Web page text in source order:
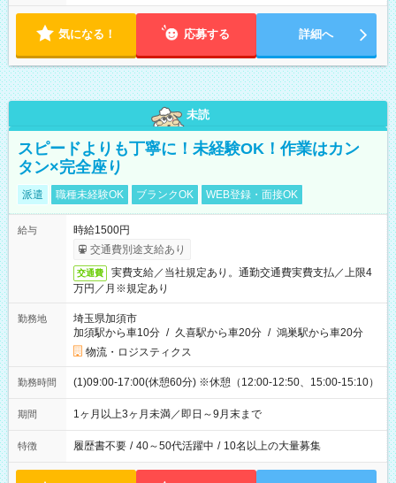
気になる！ 応募する 詳細へ
未読
スピードよりも丁寧に！未経験OK！作業はカン
タン×完全座り
派遣 職種未経験OK ブランクOK WEB登録・面接OK
給与
時給1500円
交通費別途支給あり
交通費
実費支給／当社規定あり。通勤交通費実費支払／上限4
万円／月※規定あり
勤務地
埼玉県加須市
加須駅から車10分 / 久喜駅から車20分 / 鴻巣駅から車20分
物流・ロジスティクス
勤務時間 (1)09:00-17:00(休憩60分) ※休憩（12:00-12:50、15:00-15:10）
期間 1ヶ月以上3ヶ月未満／即日～9月末まで
特徴 履歴書不要 / 40～50代活躍中 / 10名以上の大量募集